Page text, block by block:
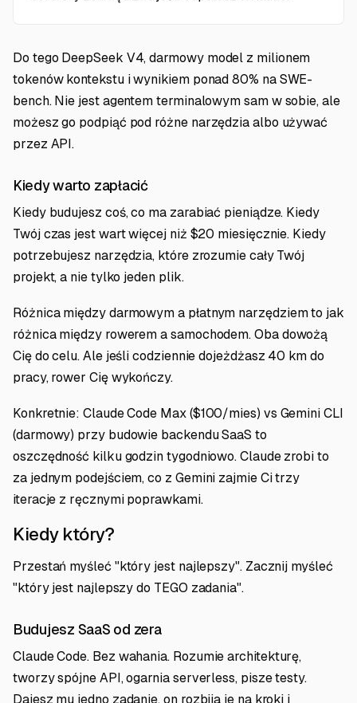
Do tego DeepSeek V4, darmowy model z milionem
tokenów kontekstu i wynikiem ponad 80% na SWE-
bench. Nie jest agentem terminalowym sam w sobie, ale
możesz go podpiąć pod różne narzędzia albo używać
przez API.
Kiedy warto zapłacić
Kiedy budujesz coś, co ma zarabiać pieniądze. Kiedy
Twój czas jest wart więcej niż $20 miesięcznie. Kiedy
potrzebujesz narzędzia, które zrozumie cały Twój
projekt, a nie tylko jeden plik.
Różnica między darmowym a płatnym narzędziem to jak
różnica między rowerem a samochodem. Oba dowożą
Cię do celu. Ale jeśli codziennie dojeżdżasz 40 km do
pracy, rower Cię wykończy.
Konkretnie: Claude Code Max ($100/mies) vs Gemini CLI
(darmowy) przy budowie backendu SaaS to
oszczędność kilku godzin tygodniowo. Claude zrobi to
za jednym podejściem, co z Gemini zajmie Ci trzy
iteracje z ręcznymi poprawkami.
Kiedy który?
Przestań myśleć "który jest najlepszy". Zacznij myśleć
"który jest najlepszy do TEGO zadania".
Budujesz SaaS od zera
Claude Code. Bez wahania. Rozumie architekturę,
tworzy spójne API, ogarnia serverless, pisze testy.
Dajesz mu jedno zadanie, on rozbija je na kroki i